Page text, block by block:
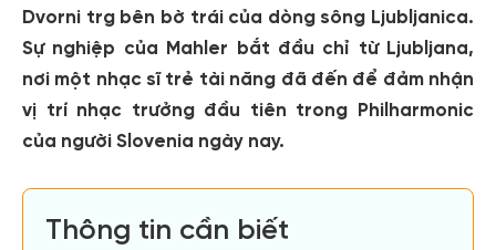
Dvorni trg bên bờ trái của dòng sông Ljubljanica.
Sự nghiệp của Mahler bắt đầu chỉ từ Ljubljana,
nơi một nhạc sĩ trẻ tài năng đã đến để đảm nhận
vị trí nhạc trưởng đầu tiên trong Philharmonic
của người Slovenia ngày nay.
Thông tin cần biết